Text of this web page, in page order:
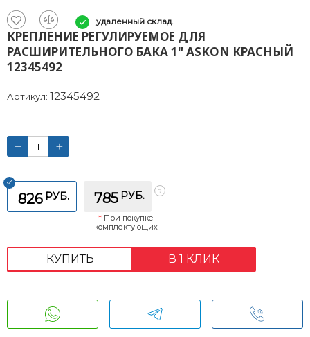
удаленный склад.
КРЕПЛЕНИЕ РЕГУЛИРУЕМОЕ ДЛЯ
РАСШИРИТЕЛЬНОГО БАКА 1" ASKON КРАСНЫЙ
12345492
Артикул: 12345492
826 РУБ. 785 РУБ.
*При покупке
комплектующих
КУПИТЬ В 1 КЛИК